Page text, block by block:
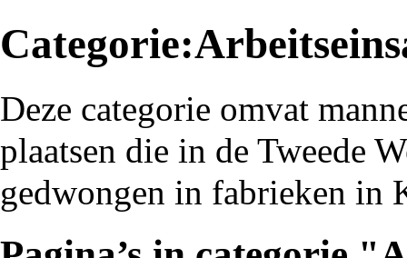
Deze categorie omvat
plaatsen die in de Tweede
gedwongen in fabrieken in